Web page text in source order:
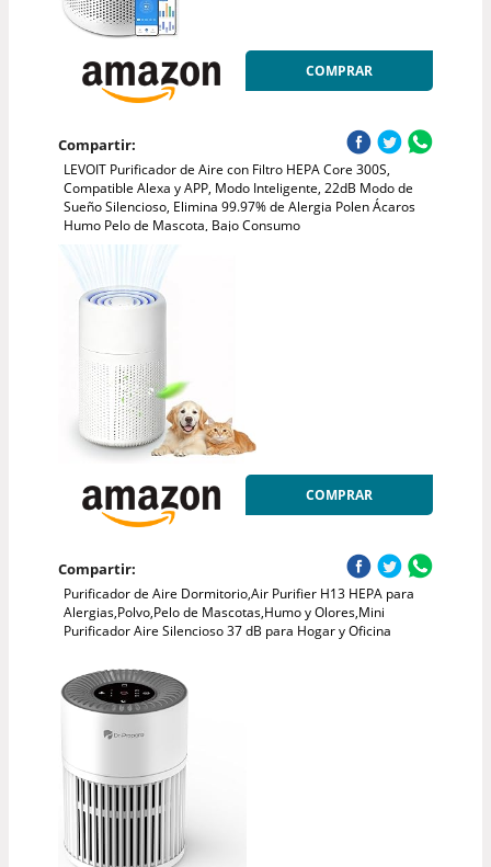
COMPRAR
Compartir:
LEVOIT Purificador de Aire con Filtro HEPA Core 300S,
Compatible Alexa y APP, Modo Inteligente, 22dB Modo de
Sueño Silencioso, Elimina 99.97% de Alergia Polen Ácaros
Humo Pelo de Mascota, Bajo Consumo
COMPRAR
Compartir:
Purificador de Aire Dormitorio,Air Purifier H13 HEPA para
Alergias,Polvo,Pelo de Mascotas,Humo y Olores,Mini
Purificador Aire Silencioso 37 dB para Hogar y Oficina